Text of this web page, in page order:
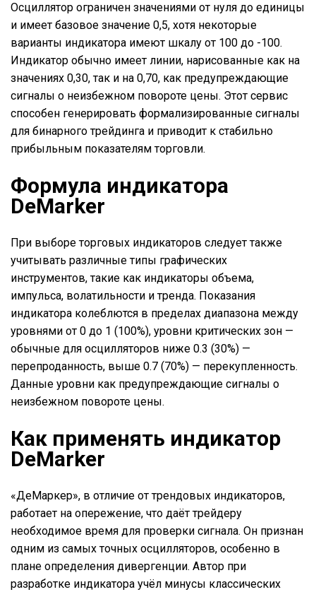
Осциллятор ограничен значениями от нуля до единицы
и имеет базовое значение 0,5, хотя некоторые
варианты индикатора имеют шкалу от 100 до -100.
Индикатор обычно имеет линии, нарисованные как на
значениях 0,30, так и на 0,70, как предупреждающие
сигналы о неизбежном повороте цены. Этот сервис
способен генерировать формализированные сигналы
для бинарного трейдинга и приводит к стабильно
прибыльным показателям торговли.
Формула индикатора
DeMarker
При выборе торговых индикаторов следует также
учитывать различные типы графических
инструментов, такие как индикаторы объема,
импульса, волатильности и тренда. Показания
индикатора колеблются в пределах диапазона между
уровнями от 0 до 1 (100%), уровни критических зон —
обычные для осцилляторов ниже 0.3 (30%) —
перепроданность, выше 0.7 (70%) — перекупленность.
Данные уровни как предупреждающие сигналы о
неизбежном повороте цены.
Как применять индикатор
DeMarker
«ДеМаркер», в отличие от трендовых индикаторов,
работает на опережение, что даёт трейдеру
необходимое время для проверки сигнала. Он признан
одним из самых точных осцилляторов, особенно в
плане определения дивергенции. Автор при
разработке индикатора учёл минусы классических